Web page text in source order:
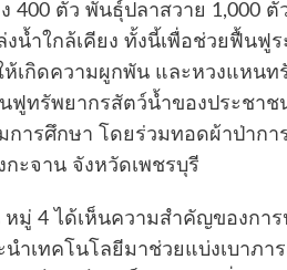
400 ตัว พันธุ์ปลาสวาย 1,000 ตั
ำใกล้เคียง ทั้งนี้เพื่อช่วยฟื้นฟูร
เกิดความผูกพัน และหวงแหนท
ฟูทรัพยากรสัตว์น้ำของประชาช
การศึกษา โดยร่วมทอดผ้าป่ากา
ะจาน จังหวัดเพชรบุรี
มู่​ 4 ได้เห็น​ความ​สำ​คัญ​ของกา
เทคโนโลยี​มาช่วย​แบ่ง​เบา​ภา